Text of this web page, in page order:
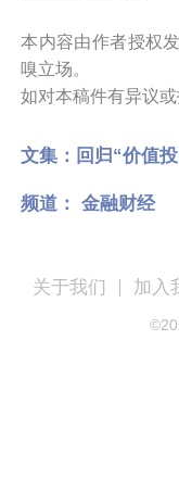
本内容由作者授权
嗅立场。
如对本稿件有异议
文集： 回归“价值
频道： 金融财经
关于我们 加入
©